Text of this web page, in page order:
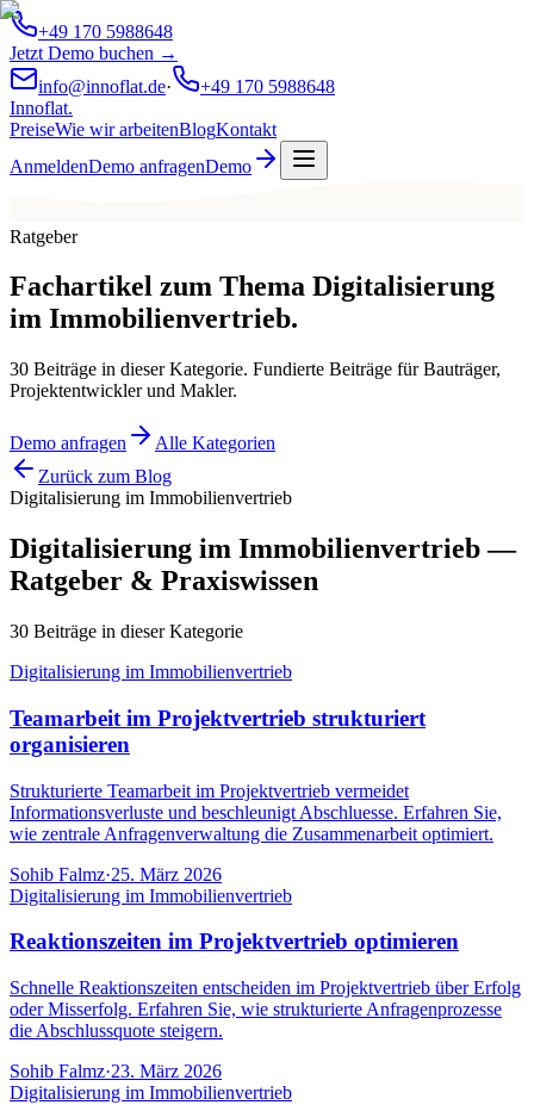
+49 170 5988648
Jetzt Demo buchen →
info@innoflat.de·
+49 170 5988648
Innoflat.
PreiseWie wir arbeitenBlogKontakt
AnmeldenDemo anfragenDemo
Ratgeber
Fachartikel zum Thema Digitalisierung
im Immobilienvertrieb.
30 Beiträge in dieser Kategorie. Fundierte Beiträge für Bauträger,
Projektentwickler und Makler.
Demo anfragen
Alle Kategorien
Zurück zum Blog
Digitalisierung im Immobilienvertrieb
Digitalisierung im Immobilienvertrieb —
Ratgeber & Praxiswissen
30 Beiträge in dieser Kategorie
Digitalisierung im Immobilienvertrieb
Teamarbeit im Projektvertrieb strukturiert
organisieren
Strukturierte Teamarbeit im Projektvertrieb vermeidet
Informationsverluste und beschleunigt Abschluesse. Erfahren Sie,
wie zentrale Anfragenverwaltung die Zusammenarbeit optimiert.
Sohib Falmz·25. März 2026
Digitalisierung im Immobilienvertrieb
Reaktionszeiten im Projektvertrieb optimieren
Schnelle Reaktionszeiten entscheiden im Projektvertrieb über Erfolg
oder Misserfolg. Erfahren Sie, wie strukturierte Anfragenprozesse
die Abschlussquote steigern.
Sohib Falmz·23. März 2026
Digitalisierung im Immobilienvertrieb